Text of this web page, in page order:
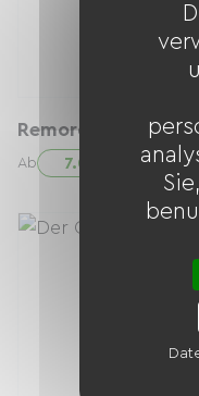
Remorque enfant
Ab 7.00 € / Tag